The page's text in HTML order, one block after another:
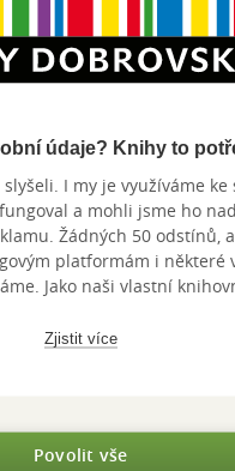
Zobrazeno 20 z 20
údaje? Knihy to
I my je využíváme
a mohli jsme ho
Žádných 50 odstínů,
platformám i některé
Jako naši vlastní
Zjistit více
Povolit vše